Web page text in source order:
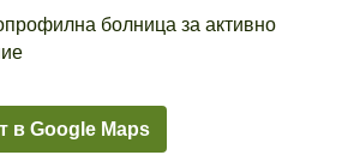
болница за активно
в Google Maps